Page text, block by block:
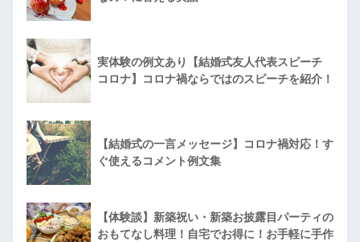
実体験の例文あり【結婚式友人代表スピーチ
コロナ】コロナ禍ならではのスピーチを紹介！
【結婚式の一言メッセージ】コロナ禍対応！す
ぐ使えるコメント例文集
【体験談】新築祝い・新築お披露目パーティの
おもてなし料理！自宅でお得に！お手軽に手作